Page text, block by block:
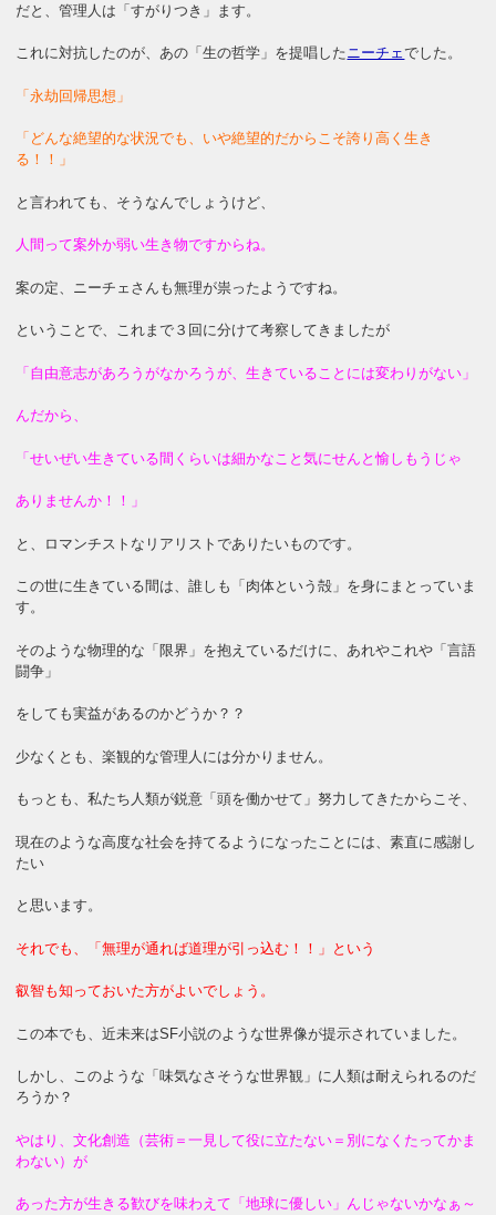
だと、管理人は「すがりつき」ます。
これに対抗したのが、あの「生の哲学」を提唱したニーチェでした。
「永劫回帰思想」
「どんな絶望的な状況でも、いや絶望的だからこそ誇り高く生き
る！！」
と言われても、そうなんでしょうけど、
人間って案外か弱い生き物ですからね。
案の定、ニーチェさんも無理が祟ったようですね。
ということで、これまで３回に分けて考察してきましたが
「自由意志があろうがなかろうが、生きていることには変わりがない」
んだから、
「せいぜい生きている間くらいは細かなこと気にせんと愉しもうじゃ
ありませんか！！」
と、ロマンチストなリアリストでありたいものです。
この世に生きている間は、誰しも「肉体という殻」を身にまとっていま
す。
そのような物理的な「限界」を抱えているだけに、あれやこれや「言語
闘争」
をしても実益があるのかどうか？？
少なくとも、楽観的な管理人には分かりません。
もっとも、私たち人類が鋭意「頭を働かせて」努力してきたからこそ、
現在のような高度な社会を持てるようになったことには、素直に感謝し
たい
と思います。
それでも、「無理が通れば道理が引っ込む！！」という
叡智も知っておいた方がよいでしょう。
この本でも、近未来はSF小説のような世界像が提示されていました。
しかし、このような「味気なさそうな世界観」に人類は耐えられるのだ
ろうか？
やはり、文化創造（芸術＝一見して役に立たない＝別になくたってかま
わない）が
あった方が生きる歓びを味わえて「地球に優しい」んじゃないかなぁ～